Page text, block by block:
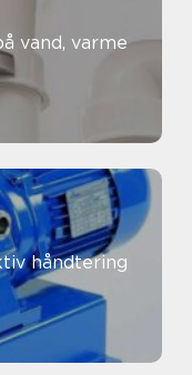
håndtering